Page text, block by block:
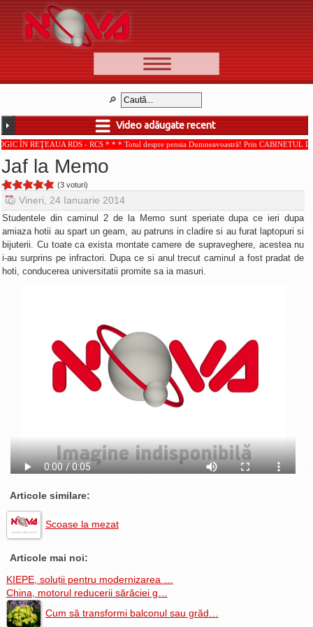
📰 Ştiri
🆕 Cele mai noi
Ştirile Nova TV
Poveşti din Braşov
Punct şi de la capăt
Faţă în faţă
Punctul pe I
BV-01-ADE
Subiecte grele
Dialoguri cu Ghişe
Bucuria Credinţei
Zona Neutră
Contact
Video adăugate recent
ÎN REŢEAUA RDS - RCS * * * Totul despre pensia Dumneavoastră! Prin CABINETUL
Jaf la Memo
(3 voturi)
Vineri, 24 Ianuarie 2014
Studentele din caminul 2 de la Memo sunt speriate dupa ce ieri dupa
amiaza hotii au spart un geam, au patruns in cladire si au furat laptopuri si
bijuterii. Cu toate ca exista montate camere de supraveghere, acestea nu
i-au surprins pe infractori. Dupa ce si anul trecut caminul a fost pradat de
hoti, conducerea universitatii promite sa ia masuri.
Articole similare:
Scoase la mezat
Articole mai noi:
KIEPE, soluții pentru modernizarea …
China, motorul reducerii sărăciei g…
Cum să transformi balconul sau grăd…